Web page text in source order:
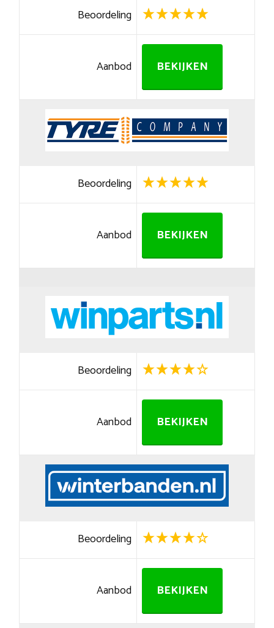
Beoordeling
Aanbod BEKIJKEN
Beoordeling
Aanbod BEKIJKEN
Beoordeling
Aanbod BEKIJKEN
Beoordeling
Aanbod BEKIJKEN